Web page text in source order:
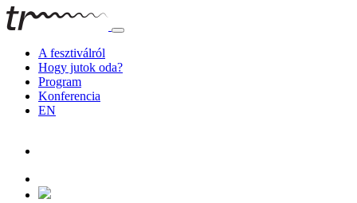
A fesztiválról
Hogy jutok oda?
Program
Konferencia
EN